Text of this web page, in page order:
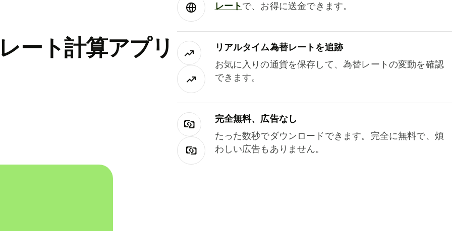
ート計算アプリ
レートで、お得に送金できます。
リアルタイム為替レートを追跡
お気に入りの通貨を保存して、為替レートの変動を確認
できます。
完全無料、広告なし
たった数秒でダウンロードできます。完全に無料で、煩
わしい広告もありません。